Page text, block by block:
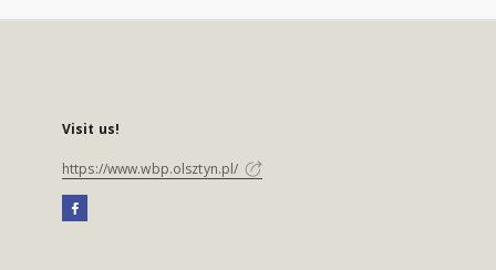
Visit us!
https://www.wbp.olsztyn.pl/